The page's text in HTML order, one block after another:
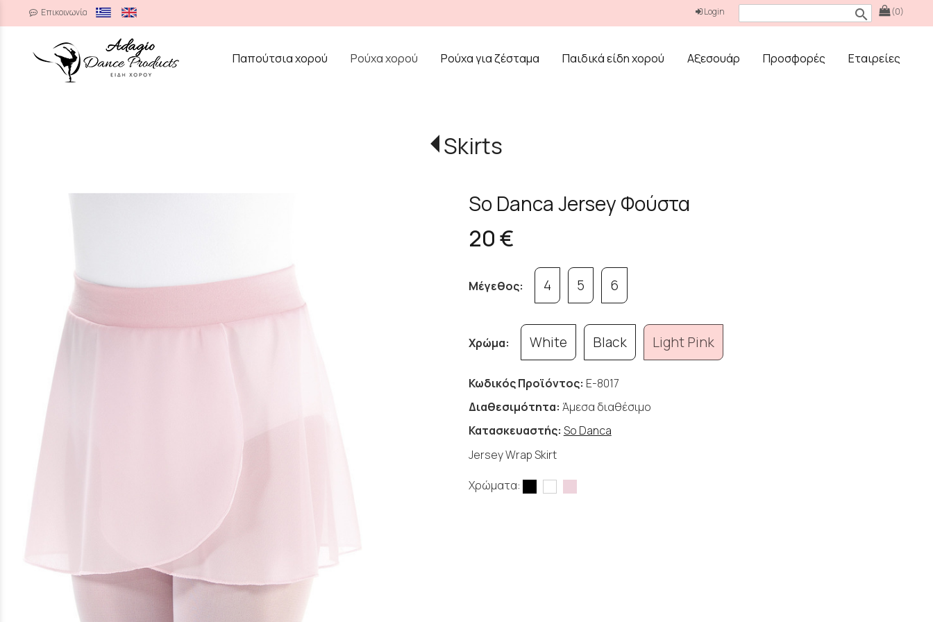
Επικοινωνία (0)
search
Login
Παπούτσια χορού
Ρούχα χορού Ρούχα για ζέσταμα Παιδικά είδη χορού Αξεσουάρ Προσφορές Εταιρείες
Skirts
So Danca Jersey Φούστα
20 €
Μέγεθος: 4 5 6
Χρώμα: White Black Light Pink
Κωδικός Προϊόντος: E-8017
Διαθεσιμότητα: Άμεσα διαθέσιμο
Κατασκευαστής: So Danca
Jersey Wrap Skirt
Χρώματα: